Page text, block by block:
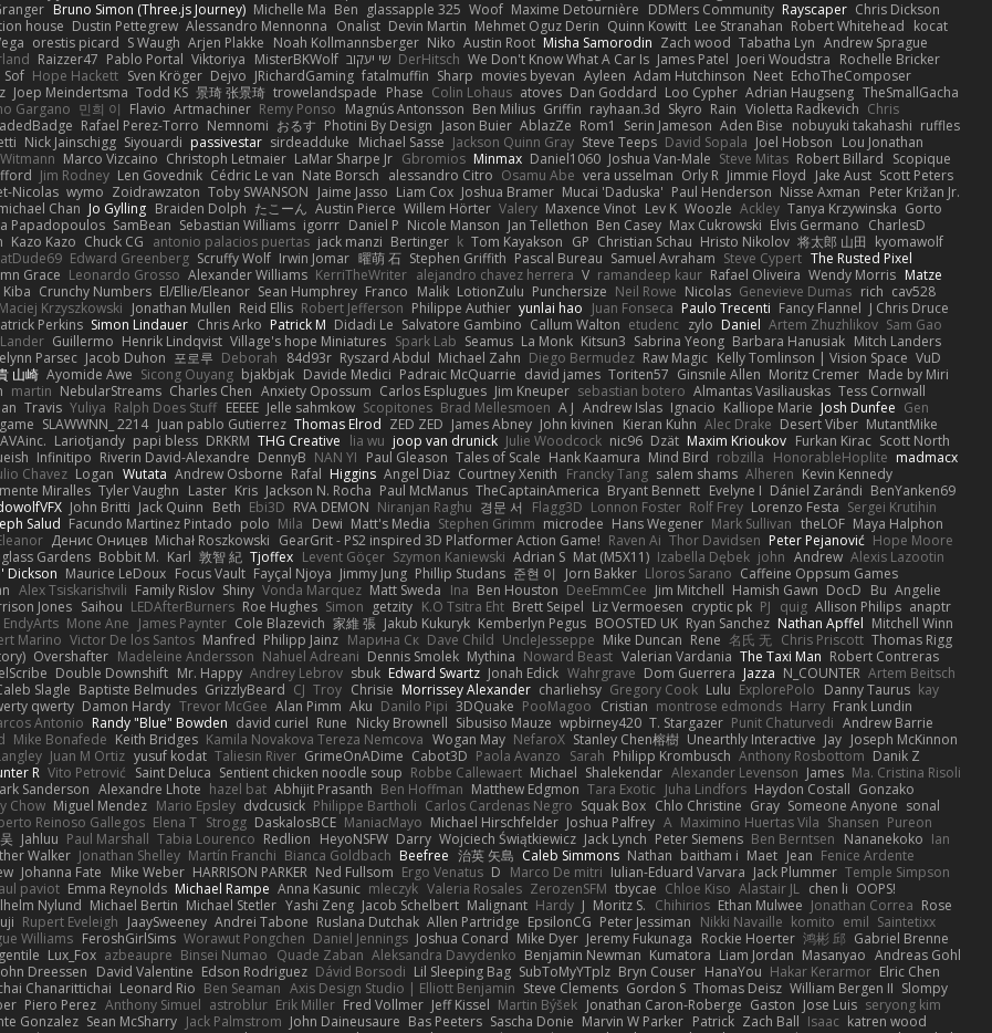
Bruno Simon (Three.js Journey) Michelle Ma Ben glassapple 325 Woof Maxime Detournière DDMers Community Rayscaper Chris Dickson
house Dustin Pettegrew Alessandro Mennonna Onalist Devin Martin Mehmet Oguz Derin Quinn Kowitt Lee Stranahan Robert Whitehead kocat
orestis picard S Waugh Arjen Plakke Noah Kollmannsberger Niko Austin Root Misha Samorodin Zach wood Tabatha Lyn Andrew Sprague
Raizzer47 Pablo Portal Viktoriya MisterBKWolf שי יעקוב DerHitsch We Don't Know What A Car Is James Patel Joeri Woudstra Rochelle Bricker
Sof Hope Hackett Sven Kröger Dejvo JRichardGaming fatalmuffin Sharp movies byevan Ayleen Adam Hutchinson Neet EchoTheComposer
Joep Meindertsma Todd KS 景琦 张景琦 trowelandspade Phase Colin Lohaus atoves Dan Goddard Loo Cypher Adrian Haugseng TheSmallGacha
Gargano 민희 이 Flavio Artmachiner Remy Ponso Magnús Antonsson Ben Milius Griffin rayhaan.3d Skyro Rain Violetta Radkevich Chris
Rafael Perez-Torro Nemnomi おるす Photini By Design Jason Buier AblazZe Rom1 Serin Jameson Aden Bise nobuyuki takahashi ruffles
Nick Jainschigg Siyouardi passivestar sirdeadduke Michael Sasse Jackson Quinn Gray Steve Teeps David Sopala Joel Hobson Lou Jonathan
Marco Vizcaino Christoph Letmaier LaMar Sharpe Jr Gbromios Minmax Daniel1060 Joshua Van-Male Steve Mitas Robert Billard Scopique
Jim Rodney Len Govednik Cédric Le van Nate Borsch alessandro Citro Osamu Abe vera usselman Orly R Jimmie Floyd Jake Aust Scott Peters
Nicolas wymo Zoidrawzaton Toby SWANSON Jaime Jasso Liam Cox Joshua Bramer Mucai 'Daduska' Paul Henderson Nisse Axman Peter Križan Jr.
Chan Jo Gylling Braiden Dolph たこーん Austin Pierce Willem Hörter Valery Maxence Vinot Lev K Woozle Ackley Tanya Krzywinska Gorto
Papadopoulos SamBean Sebastian Williams igorrr Daniel P Nicole Manson Jan Tellethon Ben Casey Max Cukrowski Elvis Germano CharlesD
Kazo Kazo Chuck CG antonio palacios puertas jack manzi Bertinger k Tom Kayakson GP Christian Schau Hristo Nikolov 将太郎 山田 kyomawolf
Edward Greenberg Scruffy Wolf Irwin Jomar 曜萌 石 Stephen Griffith Pascal Bureau Samuel Avraham Steve Cypert The Rusted Pixel
Grace Leonardo Grosso Alexander Williams KerriTheWriter alejandro chavez herrera V ramandeep kaur Rafael Oliveira Wendy Morris Matze
Kiba Crunchy Numbers El/Ellie/Eleanor Sean Humphrey Franco Malik LotionZulu Punchersize Neil Rowe Nicolas Genevieve Dumas rich cav528
Maciej Krzyszkowski Jonathan Mullen Reid Ellis Robert Jefferson Philippe Authier yunlai hao Juan Fonseca Paulo Trecenti Fancy Flannel J Chris Druce
Perkins Simon Lindauer Chris Arko Patrick M Didadi Le Salvatore Gambino Callum Walton etudenc zylo Daniel Artem Zhuzhlikov Sam Gao
Guillermo Henrik Lindqvist Village's hope Miniatures Spark Lab Seamus La Monk Kitsun3 Sabrina Yeong Barbara Hanusiak Mitch Landers
Parsec Jacob Duhon 포로루 Deborah 84d93r Ryszard Abdul Michael Zahn Diego Bermudez Raw Magic Kelly Tomlinson | Vision Space VuD
山崎 Ayomide Awe Sicong Ouyang bjakbjak Davide Medici Padraic McQuarrie david james Toriten57 Ginsnile Allen Moritz Cremer Made by Miri
martin NebularStreams Charles Chen Anxiety Opossum Carlos Esplugues Jim Kneuper sebastian botero Almantas Vasiliauskas Tess Cornwall
Travis Yuliya Ralph Does Stuff EEEEE Jelle sahmkow Scopitones Brad Mellesmoen A J Andrew Islas Ignacio Kalliope Marie Josh Dunfee Gen
SLAWWNN_ 2214 Juan pablo Gutierrez Thomas Elrod ZED ZED James Abney John kivinen Kieran Kuhn Alec Drake Desert Viber MutantMike
AVAinc. Lariotjandy papi bless DRKRM THG Creative lia wu joop van drunick Julie Woodcock nic96 Dzät Maxim Krioukov Furkan Kirac Scott North
Infinitipo Riverin David-Alexandre DennyB NAN YI Paul Gleason Tales of Scale Hank Kaamura Mind Bird robzilla HonorableHoplite madmacx
Chavez Logan Wutata Andrew Osborne Rafal Higgins Angel Diaz Courtney Xenith Francky Tang salem shams Alheren Kevin Kennedy
Miralles Tyler Vaughn Laster Kris Jackson N. Rocha Paul McManus TheCaptainAmerica Bryant Bennett Evelyne I Dániel Zarándi BenYanken69
John Britti Jack Quinn Beth Ebi3D RVA DEMON Niranjan Raghu 경문 서 Flagg3D Lonnon Foster Rolf Frey Lorenzo Festa Sergei Krutihin
Salud Facundo Martinez Pintado polo Mila Dewi Matt's Media Stephen Grimm microdee Hans Wegener Mark Sullivan theLOF Maya Halphon
Денис Оницев Michał Roszkowski GearGrit - PS2 inspired 3D Platformer Action Game! Raven Ai Thor Davidsen Peter Pejanović Hope Moore
Gardens Bobbit M. Karl 敦智 紀 Tjoffex Levent Göçer Szymon Kaniewski Adrian S Mat (M5X11) Izabella Dębek john Andrew Alexis Lazootin
Dickson Maurice LeDoux Focus Vault Fayçal Njoya Jimmy Jung Phillip Studans 준현 이 Jorn Bakker Lloros Sarano Caffeine Oppsum Games
Alex Tsiskarishvili Family Rislov Shiny Vonda Marquez Matt Sweda Ina Ben Houston DeeEmmCee Jim Mitchell Hamish Gawn DocD Bu Angelie
Jones Saihou LEDAfterBurners Roe Hughes Simon getzity K.O Tsitra Eht Brett Seipel Liz Vermoesen cryptic pk PJ quig Allison Philips anaptr
EndyArts Mone Ane James Paynter Cole Blazevich 家維 張 Jakub Kukuryk Kemberlyn Pegus BOOSTED UK Ryan Sanchez Nathan Apffel Mitchell Winn
Marino Victor De los Santos Manfred Philipp Jainz Марина Ск Dave Child UncleJesseppe Mike Duncan Rene 名氏 无 Chris Priscott Thomas Rigg
Overshafter Madeleine Andersson Nahuel Adreani Dennis Smolek Mythina Noward Beast Valerian Vardania The Taxi Man Robert Contreras
Double Downshift Mr. Happy Andrey Lebrov sbuk Edward Swartz Jonah Edick Wahrgrave Dom Guerrera Jazza N_COUNTER Artem Beitsch
Slagle Baptiste Belmudes GrizzlyBeard CJ Troy Chrisie Morrissey Alexander charliehsy Gregory Cook Lulu ExplorePolo Danny Taurus kay
qwerty Damon Hardy Trevor McGee Alan Pimm Aku Danilo Pipi 3DQuake PooMagoo Cristian montrose edmonds Harry Frank Lundin
Antonio Randy "Blue" Bowden david curiel Rune Nicky Brownell Sibusiso Mauze wpbirney420 T. Stargazer Punit Chaturvedi Andrew Barrie
Mike Bonafede Keith Bridges Kamila Novakova Tereza Nemcova Wogan May NefaroX Stanley Chen榕樹 Unearthly Interactive Jay Joseph McKinnon
Juan M Ortiz yusuf kodat Taliesin River GrimeOnADime Cabot3D Paola Avanzo Sarah Philipp Krombusch Anthony Rosbottom Danik Z
R Vito Petrović Saint Deluca Sentient chicken noodle soup Robbe Callewaert Michael Shalekendar Alexander Levenson James Ma. Cristina Risoli
Sanderson Alexandre Lhote hazel bat Abhijit Prasanth Ben Hoffman Matthew Edgmon Tara Exotic Juha Lindfors Haydon Costall Gonzako
Chow Miguel Mendez Mario Epsley dvdcusick Philippe Bartholi Carlos Cardenas Negro Squak Box Chlo Christine Gray Someone Anyone sonal
Reinoso Gallegos Elena T Strogg DaskalosBCE ManiacMayo Michael Hirschfelder Joshua Palfrey A Maximino Huertas Vila Shansen Pureon
Jahluu Paul Marshall Tabia Lourenco Redlion HeyoNSFW Darry Wojciech Świątkiewicz Jack Lynch Peter Siemens Ben Berntsen Nananekoko Ian
Walker Jonathan Shelley Martín Franchi Bianca Goldbach Beefree 治英 矢島 Caleb Simmons Nathan baitham i Maet Jean Fenice Ardente
Johanna Fate Mike Weber HARRISON PARKER Ned Fullsom Ergo Venatus D Marco De mitri Iulian-Eduard Varvara Jack Plummer Temple Simpson
paviot Emma Reynolds Michael Rampe Anna Kasunic mleczyk Valeria Rosales ZerozenSFM tbycae Chloe Kiso Alastair JL chen li OOPS!
Nylund Michael Bertin Michael Stetler Yashi Zeng Jacob Schelbert Malignant Hardy J Moritz S. Chihirios Ethan Mulwee Jonathan Correa Rose
Rupert Eveleigh JaaySweeney Andrei Tabone Ruslana Dutchak Allen Partridge EpsilonCG Peter Jessiman Nikki Navaille komito emil Saintetixx
Williams FeroshGirlSims Worawut Pongchen Daniel Jennings Joshua Conard Mike Dyer Jeremy Fukunaga Rockie Hoerter 鸿彬 邱 Gabriel Brenne
Lux_Fox azbeaupre Binsei Numao Quade Zaban Aleksandra Davydenko Benjamin Newman Kumatora Liam Jordan Masanyao Andreas Gohl
Dreessen David Valentine Edson Rodriguez Dávid Borsodi Lil Sleeping Bag SubToMyYTplz Bryn Couser HanaYou Hakar Kerarmor Elric Chen
Chanarittichai Leonard Rio Ben Seaman Axis Design Studio | Elliott Benjamin Steve Clements Gordon S Thomas Deisz William Bergen II Slompy
Piero Perez Anthony Simuel astroblur Erik Miller Fred Vollmer Jeff Kissel Martin Býšek Jonathan Caron-Roberge Gaston Jose Luis seryong kim
Gonzalez Sean McSharry Jack Palmstrom John Daineusaure Bas Peeters Sascha Donie Marvin W Parker Patrick Zach Ball Isaac katren wood